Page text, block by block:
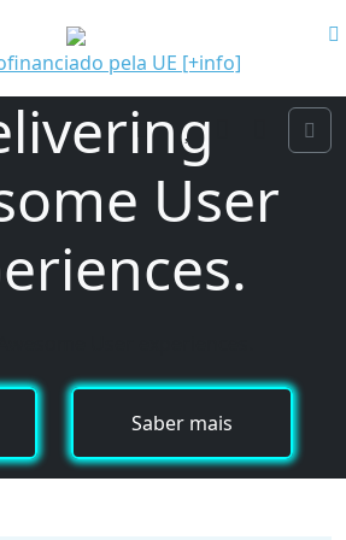
pela UE [+info]
SearchWishlist Account
User
Saber mais